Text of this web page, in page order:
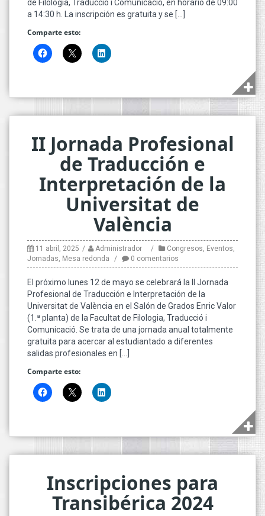
de Filologia, Traducció i Comunicació, en horario de 09:00
a 14:30 h. La inscripción es gratuita y se […]
Comparte esto:
II Jornada Profesional
de Traducción e
Interpretación de la
Universitat de
València
11 abril, 2025 Administrador Congresos Eventos
Jornadas Mesa redonda 0 comentarios
El próximo lunes 12 de mayo se celebrará la II Jornada
Profesional de Traducción e Interpretación de la
Universitat de València en el Salón de Grados Enric Valor
(1.ª planta) de la Facultat de Filologia, Traducció i
Comunicació. Se trata de una jornada anual totalmente
gratuita para acercar al estudiantado a diferentes
salidas profesionales en […]
Comparte esto:
Inscripciones para
Transibérica 2024